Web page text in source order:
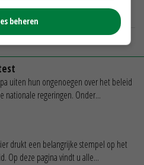
uiten hun ongenoegen over het beleid
nationale regeringen. Onder...
drukt een belangrijke stempel op het
Op deze pagina vindt u alle...
beheren